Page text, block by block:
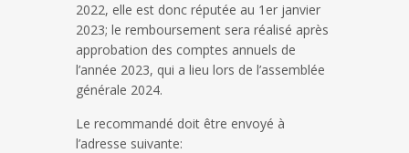
2022, elle est donc réputée au 1er janvier
2023; le remboursement sera réalisé après
approbation des comptes annuels de
l’année 2023, qui a lieu lors de l’assemblée
générale 2024.
Le recommandé doit être envoyé à
l’adresse suivante: